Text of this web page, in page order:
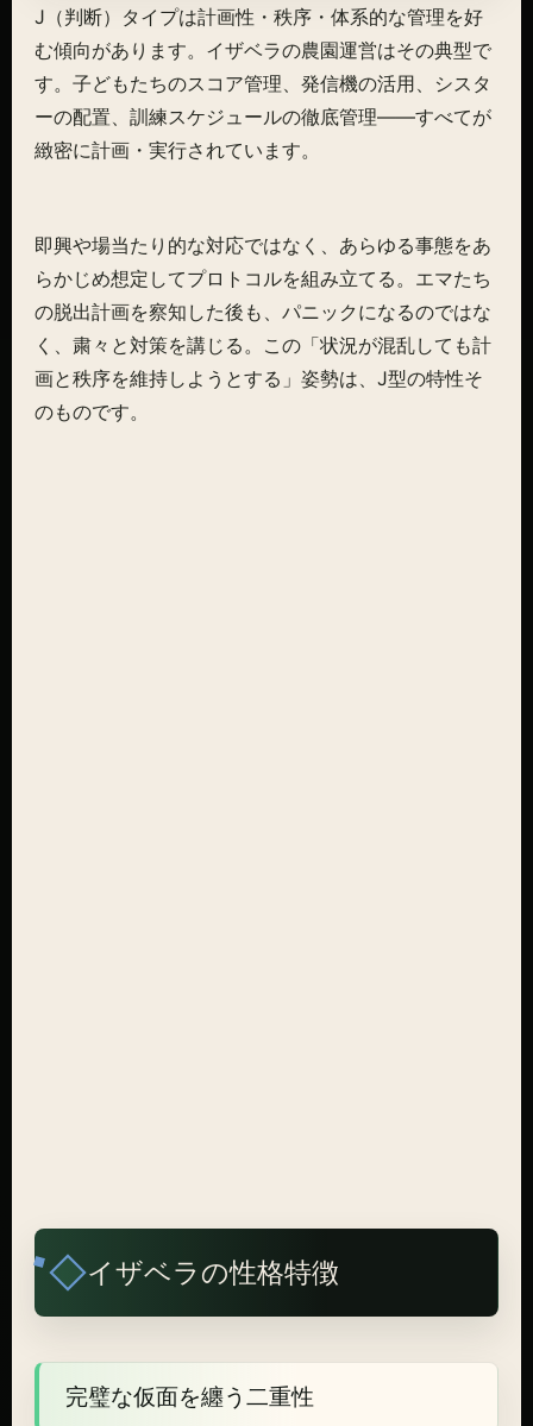
J（判断）タイプは計画性・秩序・体系的な管理を好
む傾向があります。イザベラの農園運営はその典型で
す。子どもたちのスコア管理、発信機の活用、シスタ
ーの配置、訓練スケジュールの徹底管理——すべてが
緻密に計画・実行されています。
即興や場当たり的な対応ではなく、あらゆる事態をあ
らかじめ想定してプロトコルを組み立てる。エマたち
の脱出計画を察知した後も、パニックになるのではな
く、粛々と対策を講じる。この「状況が混乱しても計
画と秩序を維持しようとする」姿勢は、J型の特性そ
のものです。
イザベラの性格特徴
完璧な仮面を纏う二重性